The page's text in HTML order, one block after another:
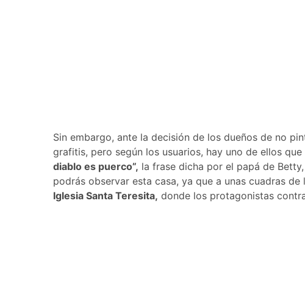
Sin embargo, ante la decisión de los dueños de no
grafitis, pero según los usuarios, hay uno de ellos
diablo es puerco”, la frase dicha por el papá de
podrás observar esta casa, ya que a unas cuadras
Iglesia Santa Teresita, donde los protagonistas